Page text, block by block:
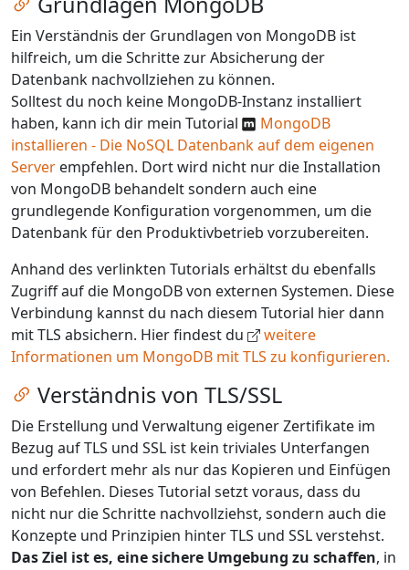
Ein Verständnis der Grundlagen von MongoDB ist
hilfreich, um die Schritte zur Absicherung der
Datenbank nachvollziehen zu können.
Solltest du noch keine MongoDB-Instanz installiert
haben, kann ich dir mein Tutorial
MongoDB
installieren - Die NoSQL Datenbank auf dem eigenen
Server empfehlen. Dort wird nicht nur die Installation
von MongoDB behandelt sondern auch eine
grundlegende Konfiguration vorgenommen, um die
Datenbank für den Produktivbetrieb vorzubereiten.
Anhand des verlinkten Tutorials erhältst du ebenfalls
Zugriff auf die MongoDB von externen Systemen. Diese
Verbindung kannst du nach diesem Tutorial hier dann
mit TLS absichern. Hier findest du
weitere
Informationen um MongoDB mit TLS zu konfigurieren.
Zum Kapitel springen
Verständnis von TLS/SSL
Die Erstellung und Verwaltung eigener Zertifikate im
Bezug auf TLS und SSL ist kein triviales Unterfangen
und erfordert mehr als nur das Kopieren und Einfügen
von Befehlen. Dieses Tutorial setzt voraus, dass du
nicht nur die Schritte nachvollziehst, sondern auch die
Konzepte und Prinzipien hinter TLS und SSL verstehst.
Das Ziel ist es, eine sichere Umgebung zu schaffen, in